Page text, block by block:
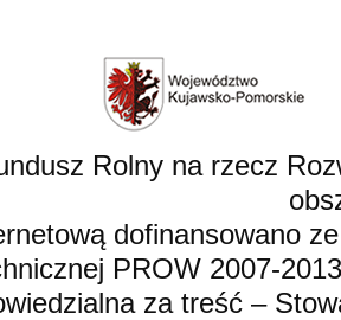
Rolny na rzecz
dofinansowano
PROW 2007-
za treść –